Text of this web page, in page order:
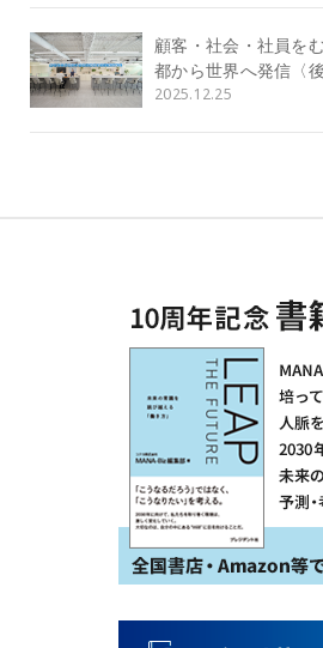
顧客・社会・社員を
都から世界へ発信〈後
2025.12.25